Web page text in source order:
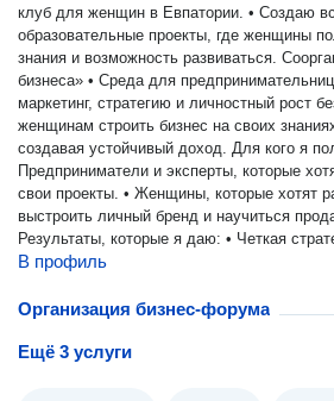
клуб для женщин в Евпатории. • Создаю встречи, мастер-классы и
образовательные проекты, где женщины
знания и возможность развиваться. Соорганизатор клуба «Терапия
бизнеса» • Среда для предпринимательниц, где мы соединяем
маркетинг, стратегию и личностный рост без
женщинам строить бизнес на своих
создавая устойчивый доход. Для кого я полезна: •
Предприниматели и эксперты, которые
свои проекты. • Женщины, которые хотят раскрыть свой потенциал,
выстроить личный бренд и научиться
Результаты, которые я даю: • Четкая стратегия и структура для
продвижения бизнеса и личного бренда. • Поддержка и
результаты. • Пространство для развития, где можно проявляться,
поработать: • Индивидуально — сопровождение маркетинга,
В профиль
Организация бизнес-форума
Ещё 3 услуги